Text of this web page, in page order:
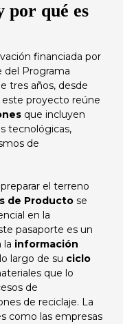
por qué es
financiada por
del Programa
tres años, desde
este proyecto reúne
que incluyen
tecnológicas,
de
el terreno
de Producto se
en la
pasaporte es un
la información
largo de su ciclo
que lo
de
de reciclaje. La
como las empresas